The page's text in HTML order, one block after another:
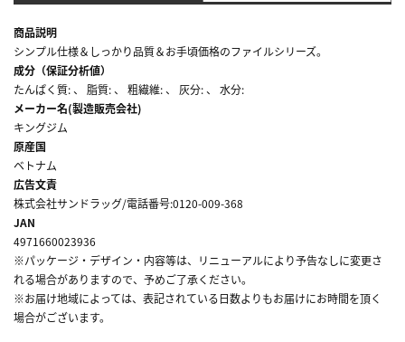
商品説明
シンプル仕様＆しっかり品質＆お手頃価格のファイルシリーズ。
成分（保証分析値）
たんぱく質: 、 脂質: 、 粗繊維: 、 灰分: 、 水分:
メーカー名(製造販売会社)
キングジム
原産国
ベトナム
広告文責
株式会社サンドラッグ/電話番号:0120-009-368
JAN
4971660023936
※パッケージ・デザイン・内容等は、リニューアルにより予告なしに変更さ
れる場合がありますので、予めご了承ください。
※お届け地域によっては、表記されている日数よりもお届けにお時間を頂く
場合がございます。